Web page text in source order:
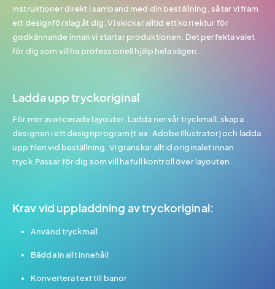
instruktioner direkt i samband med din beställning, så tar vi fram
ett designförslag åt dig. Vi skickar alltid ett korrektur för
godkännande innan vi startar produktionen. Det perfekta valet
för dig som vill ha professionell hjälp hela vägen.
Ladda upp tryckoriginal
För mer avancerade layouter. Ladda ner vår tryckmall, skapa
designen i ett designprogram (t.ex. Adobe Illustrator) och ladda
upp filen vid beställning. Vi granskar alltid originalet innan
tryck.Passar för dig som vill ha full kontroll över layouten.
Krav vid uppladdning av tryckoriginal:
Använd tryckmall
Bädda in allt innehåll
Konvertera text till banor